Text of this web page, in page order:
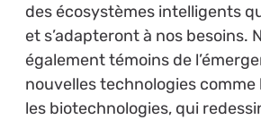
des écosystèmes intelligents
et s’adapteront à nos besoins.
également témoins de
nouvelles technologies
les biotechnologies, qui